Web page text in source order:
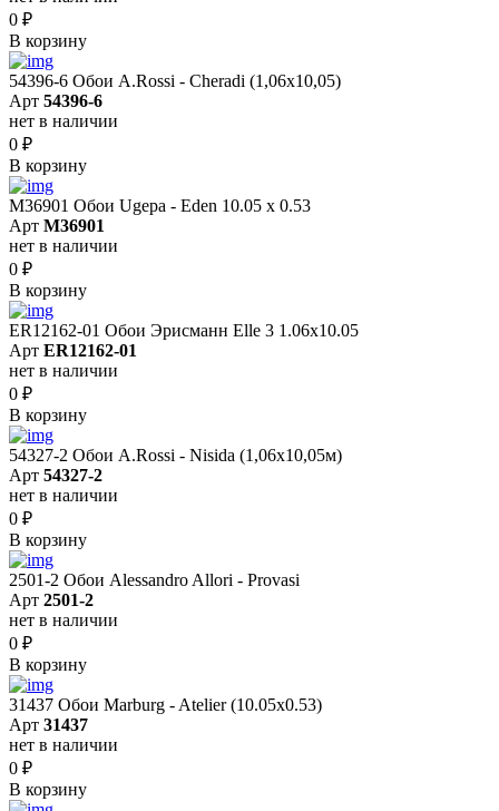
0 ₽
В корзину
54396-6 Обои A.Rossi - Cheradi (1,06x10,05)
Арт 54396-6
нет в наличии
0 ₽
В корзину
M36901 Обои Ugepa - Eden 10.05 х 0.53
Арт M36901
нет в наличии
0 ₽
В корзину
ER12162-01 Обои Эрисманн Elle 3 1.06x10.05
Арт ER12162-01
нет в наличии
0 ₽
В корзину
54327-2 Обои A.Rossi - Nisida (1,06x10,05м)
Арт 54327-2
нет в наличии
0 ₽
В корзину
2501-2 Обои Alessandro Allori - Provasi
Арт 2501-2
нет в наличии
0 ₽
В корзину
31437 Обои Marburg - Atelier (10.05х0.53)
Арт 31437
нет в наличии
0 ₽
В корзину